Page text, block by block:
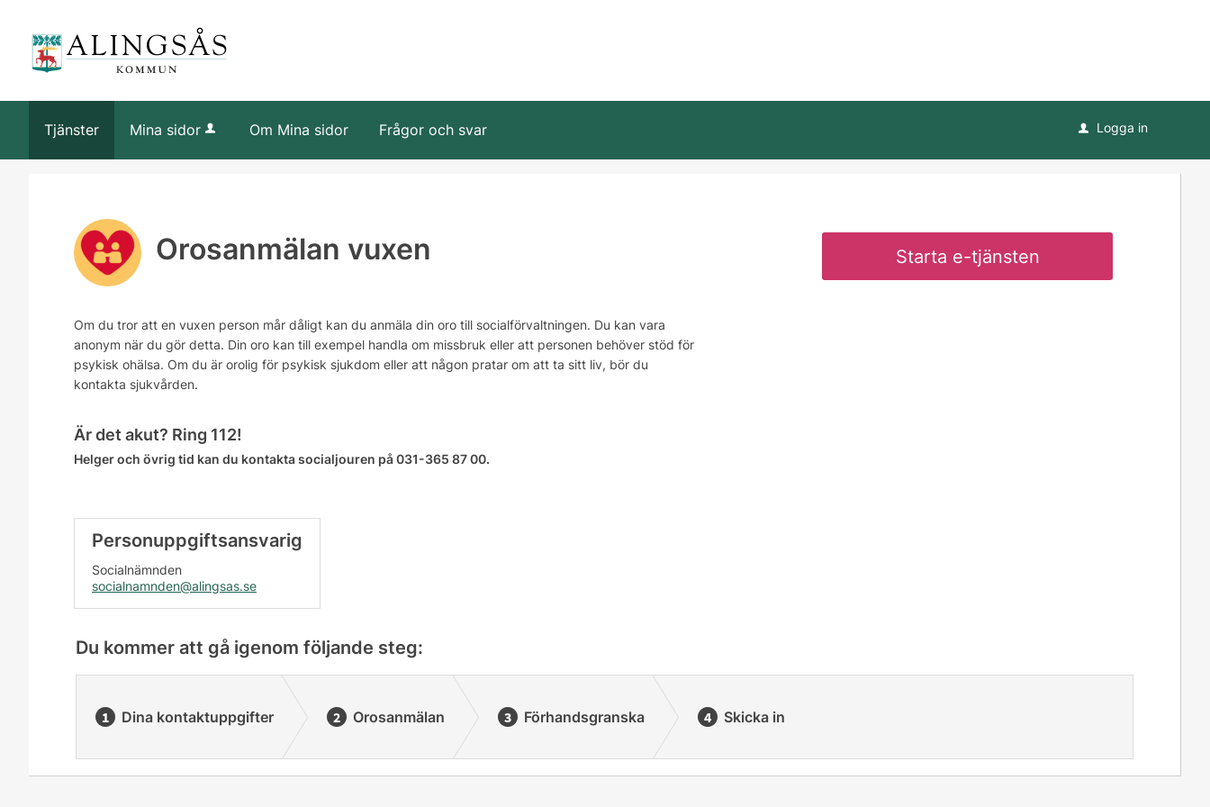
Tjänster Mina sidor Om Mina sidor Frågor och svar u Logga in
Orosanmälan vuxen
Om du tror att en vuxen person mår dåligt kan du anmäla din oro till socialförvaltningen. Du kan vara
anonym när du gör detta. Din oro kan till exempel handla om missbruk eller att personen behöver stöd för
psykisk ohälsa. Om du är orolig för psykisk sjukdom eller att någon pratar om att ta sitt liv, bör du
kontakta sjukvården.
Är det akut? Ring 112!
Helger och övrig tid kan du kontakta socialjouren på 031-365 87 00.
Personuppgiftsansvarig
Socialnämnden
socialnamnden@alingsas.se
Starta e-tjänsten
Du kommer att gå igenom följande steg:
Dina kontaktuppgifter Orosanmälan Förhandsgranska Skicka in